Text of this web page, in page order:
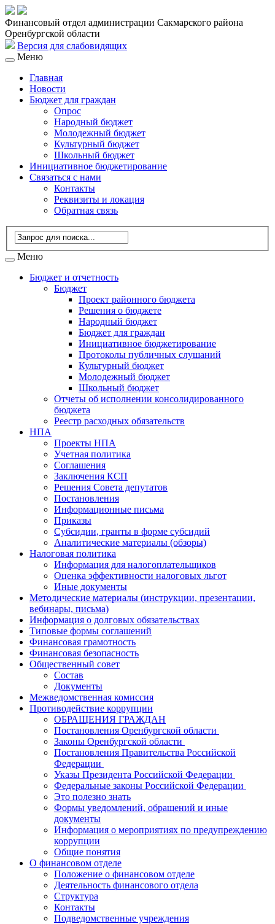
Версия для слабовидящих:
Размер шрифта: A
Финансовый отдел администрации Сакмарского района
Оренбургской области
Версия для слабовидящих
Меню
Главная
Новости
Бюджет для граждан
Опрос
Народный бюджет
Молодежный бюджет
Культурный бюджет
Школьный бюджет
Инициативное бюджетирование
Связаться с нами
Контакты
Реквизиты и локация
Обратная связь
Меню
Бюджет и отчетность
Бюджет
Проект районного бюджета
Решения о бюджете
Народный бюджет
Бюджет для граждан
Инициативное бюджетирование
Протоколы публичных слушаний
Культурный бюджет
Молодежный бюджет
Школьный бюджет
Отчеты об исполнении консолидированного
бюджета
Реестр расходных обязательств
НПА
Проекты НПА
Учетная политика
Соглашения
Заключения КСП
Решения Совета депутатов
Постановления
Информационные письма
Приказы
Субсидии, гранты в форме субсидий
Аналитические материалы (обзоры)
Налоговая политика
Информация для налогоплательщиков
Оценка эффективности налоговых льгот
Иные документы
Методические материалы (инструкции, презентации,
вебинары, письма)
Информация о долговых обязательствах
Типовые формы соглашений
Финансовая грамотность
Финансовая безопасность
Общественный совет
Состав
Документы
Межведомственная комиссия
Противодействие коррупции
ОБРАЩЕНИЯ ГРАЖДАН
Постановления Оренбургской области
Законы Оренбургской области
Постановления Правительства Российской
Федерации
Указы Президента Российской Федерации
Федеральные законы Российской Федерации
Это полезно знать
Формы уведомлений, обращений и иные
документы
Информация о мероприятиях по предупреждению
коррупции
Общие понятия
О финансовом отделе
Положение о финансовом отделе
Деятельность финансового отдела
Структура
Контакты
Подведомственные учреждения